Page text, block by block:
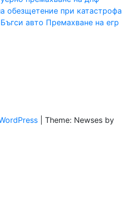
обезщетение при катастрофа
авто Премахване на егр
Theme: Newses by